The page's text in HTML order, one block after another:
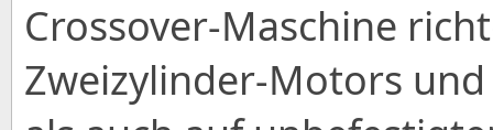
Crossover-Maschine
Zweizylinder-Motors